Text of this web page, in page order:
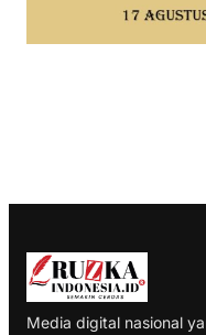
Media digital nasional